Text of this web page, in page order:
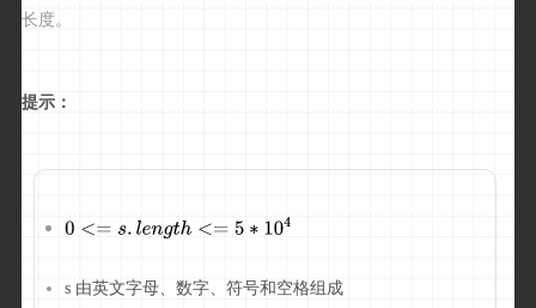
长度。
提示：
s 由英文字母、数字、符号和空格组成